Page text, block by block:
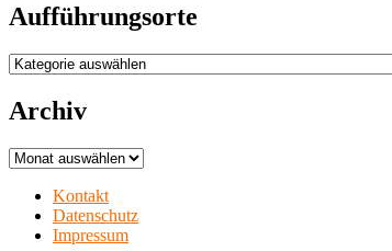
Aufführungsorte
Aufführungsorte
Archiv
Archiv
Kontakt
Datenschutz
Impressum